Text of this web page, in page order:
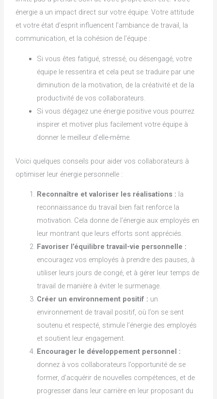
énergie a un impact direct sur votre équipe. Votre attitude
et votre état d’esprit influencent l’ambiance de travail, la
communication, et la cohésion de l’équipe :
Si vous êtes fatigué, stressé, ou désengagé, votre
équipe le ressentira et cela peut se traduire par une
diminution de la motivation, de la créativité et de la
productivité de vos collaborateurs.
Si vous dégagez une énergie positive vous pourrez
inspirer et motiver plus facilement votre équipe à
donner le meilleur d’elle-même.
Voici quelques conseils pour aider vos collaborateurs à
optimiser leur énergie personnelle :
Reconnaître et valoriser les réalisations : la
reconnaissance du travail bien fait renforce la
motivation. Cela donne de l’énergie aux employés en
leur montrant que leurs efforts sont appréciés.
Favoriser l’équilibre travail-vie personnelle :
encouragez vos employés à prendre des pauses, à
utiliser leurs jours de congé, et à gérer leur temps de
travail de manière à éviter le surmenage.
Créer un environnement positif : un
environnement de travail positif, où l’on se sent
soutenu et respecté, stimule l’énergie des employés
et soutient leur engagement.
Encourager le développement personnel :
donnez à vos collaborateurs l’opportunité de se
former, d’acquérir de nouvelles compétences, et de
progresser dans leur carrière en leur proposant du